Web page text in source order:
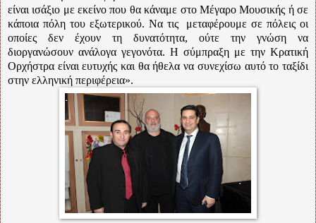
είναι ισάξιο με εκείνο που θα κάναμε στο Μέγαρο Μουσικής ή σε
κάποια πόλη του εξωτερικού. Να τις
μεταφέρουμε σε πόλεις οι
οποίες δεν έχουν τη δυνατότητα, ούτε την γνώση να
διοργανώσουν ανάλογα γεγονότα. Η σύμπραξη με την Κρατική
Ορχήστρα είναι ευτυχής και θα ήθελα να συνεχίσω αυτό το ταξίδι
στην ελληνική περιφέρεια».